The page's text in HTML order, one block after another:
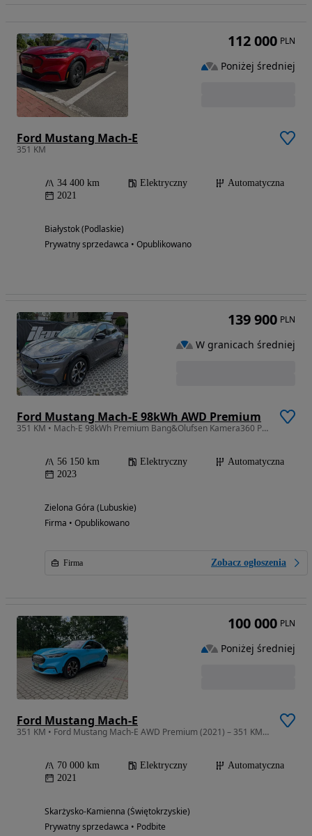
Ford Mustang Mach-E
351 KM
34 400 km Elektryczny
Automatyczna
2021
Białystok (Podlaskie)
Prywatny sprzedawca • Opublikowano
112 000 PLN
Poniżej średniej
Ford Mustang Mach-E 98kWh AWD Premium
351 KM • Mach-E 98kWh Premium Bang&Olufsen Kamera360 Panorama JAK NOWY!!
56 150 km Elektryczny
Automatyczna
2023
Zielona Góra (Lubuskie)
Firma • Opublikowano
Firma Zobacz ogłoszenia
139 900 PLN
W granicach średniej
Ford Mustang Mach-E
351 KM • Ford Mustang Mach-E AWD Premium (2021) – 351 KM, 98 kWh
70 000 km Elektryczny
Automatyczna
2021
Skarżysko-Kamienna (Świętokrzyskie)
Prywatny sprzedawca • Podbite
100 000 PLN
Poniżej średniej